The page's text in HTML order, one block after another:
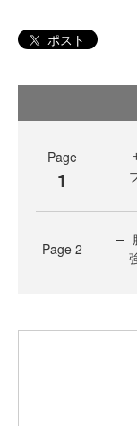
ポスト
Page
1
Page 2